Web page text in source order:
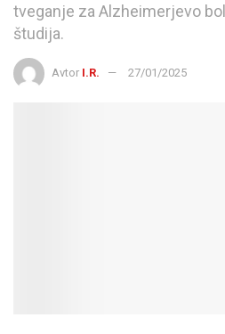
tveganje za Alzheimerjevo
študija.
Avtor I.R. 27/01/2025